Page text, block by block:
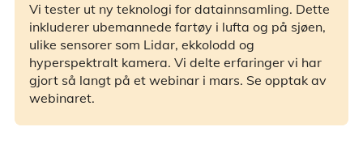
Vi tester ut ny teknologi for datainnsamling. Dette
inkluderer ubemannede fartøy i lufta og på sjøen,
ulike sensorer som Lidar, ekkolodd og
hyperspektralt kamera. Vi delte erfaringer vi har
gjort så langt på et webinar i mars. Se opptak av
webinaret.